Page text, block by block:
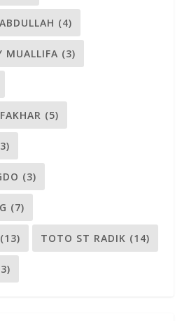
(4)
MUALLIFA (3)
(5)
(3)
(7)
(13) TOTO ST RADIK (14)